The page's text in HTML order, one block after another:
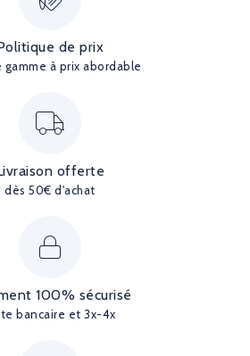
de prix
gamme à prix abordable
offerte
dès 50€ d'achat
100% sécurisé
bancaire et 3x-4x